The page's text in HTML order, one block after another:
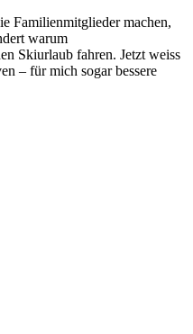
Familienmitglieder machen,
warum
Skiurlaub fahren. Jetzt weiss
– für mich sogar bessere